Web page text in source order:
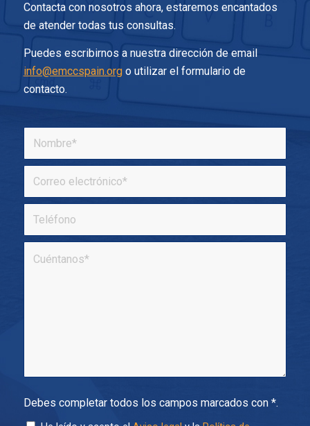
Contacta con nosotros ahora, estaremos encantados
de atender todas tus consultas.
Puedes escribirnos a nuestra dirección de email
info@emccspain.orgo utilizar el formulario de
contacto.
Debes completar todos los campos marcados con *.